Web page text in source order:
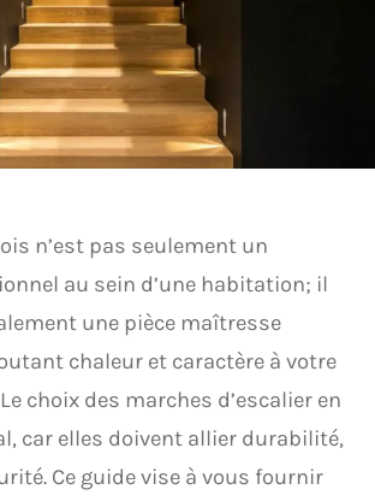
n’est pas seulement un
au sein d’une habitation; il
une pièce maîtresse
chaleur et caractère à votre
choix des marches d’escalier en
car elles doivent allier durabilité,
Ce guide vise à vous fournir